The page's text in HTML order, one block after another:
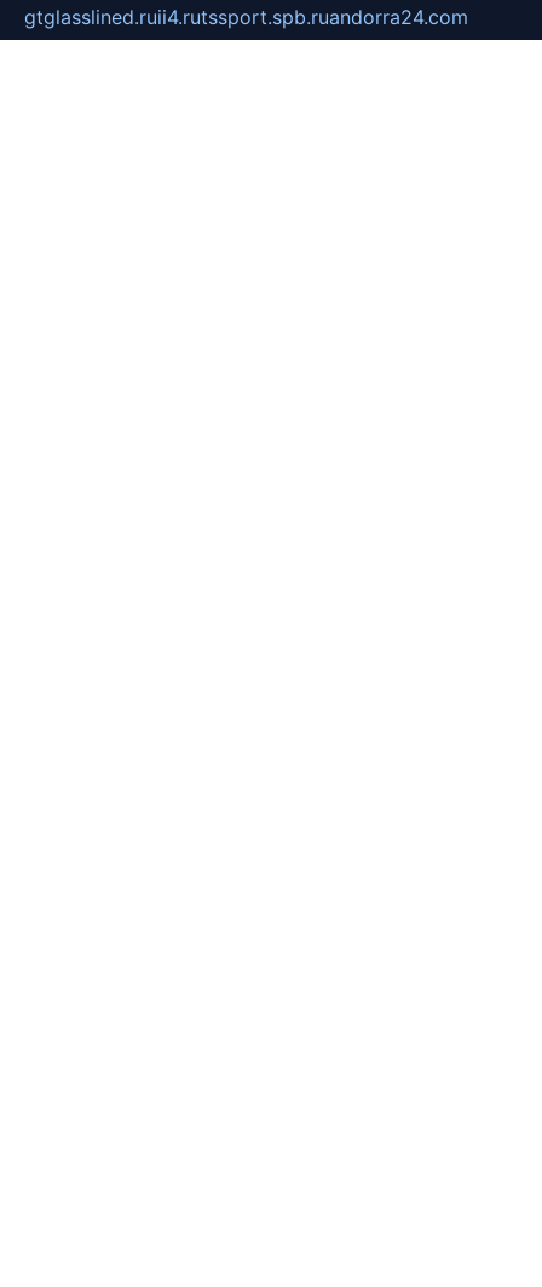
gtglasslined.ruii4.rutssport.spb.ruandorra24.com
blackwallstreet.ruoboimos.ruoptim-doors.com.ru